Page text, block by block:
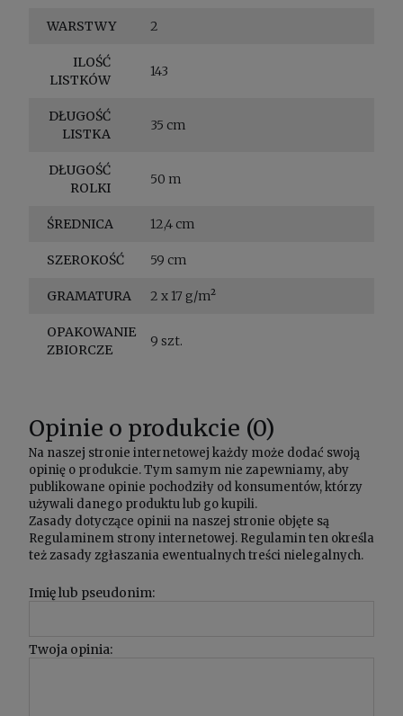
WARSTWY 2
ILOŚĆ
LISTKÓW
143
DŁUGOŚĆ
LISTKA
35 cm
DŁUGOŚĆ
ROLKI
50 m
ŚREDNICA 12,4 cm
SZEROKOŚĆ 59 cm
GRAMATURA 2 x 17 g/m²
OPAKOWANIE
ZBIORCZE
9 szt.
Opinie o produkcie (0)
Na naszej stronie internetowej każdy może dodać swoją
opinię o produkcie. Tym samym nie zapewniamy, aby
publikowane opinie pochodziły od konsumentów, którzy
używali danego produktu lub go kupili.
Zasady dotyczące opinii na naszej stronie objęte są
Regulaminem strony internetowej. Regulamin ten określa
też zasady zgłaszania ewentualnych treści nielegalnych.
Imię lub pseudonim:
Twoja opinia: